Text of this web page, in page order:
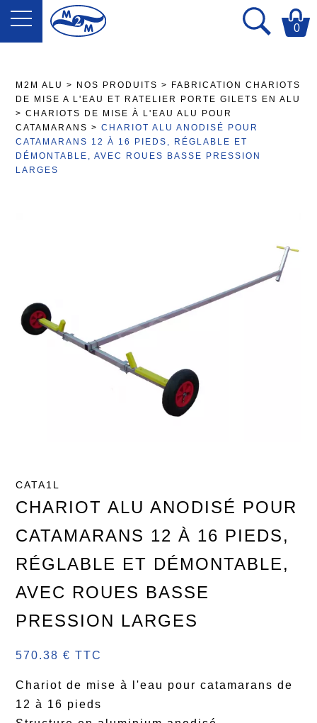
0
M2M ALU > NOS PRODUITS >
FABRICATION CHARIOTS
DE MISE A L'EAU ET RATELIER PORTE GILETS EN ALU
>CHARIOTS DE MISE À L'EAU ALU POUR
CATAMARANS >CHARIOT ALU ANODISÉ POUR
CATAMARANS 12 À 16 PIEDS, RÉGLABLE ET
DÉMONTABLE, AVEC ROUES BASSE PRESSION
LARGES
CATA1L
CHARIOT ALU ANODISÉ POUR
CATAMARANS 12 À 16 PIEDS,
RÉGLABLE ET DÉMONTABLE,
AVEC ROUES BASSE
PRESSION LARGES
570.38 € TTC
Chariot de mise à l'eau pour catamarans de
12 à 16 pieds